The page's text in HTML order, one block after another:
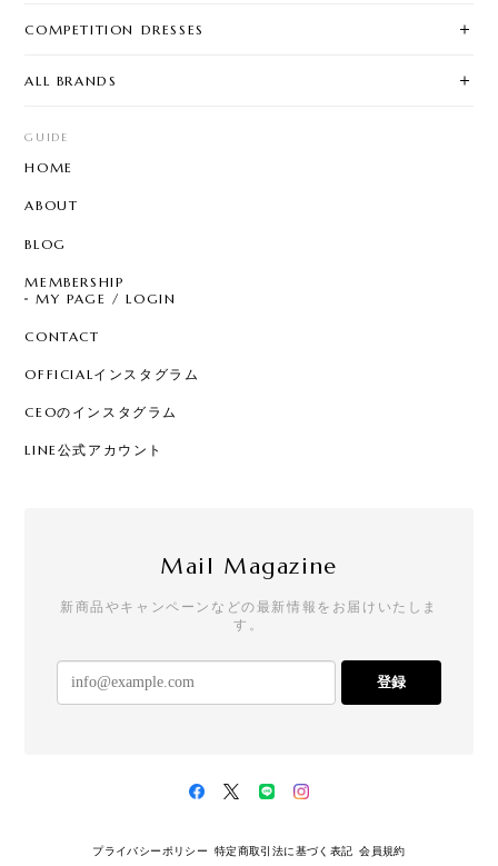
COMPETITION DRESSES
ALL BRANDS
GUIDE
HOME
ABOUT
BLOG
MEMBERSHIP
MY PAGE / LOGIN
CONTACT
OFFICIALインスタグラム
CEOのインスタグラム
LINE公式アカウント
Mail Magazine
新商品やキャンペーンなどの最新情報をお届けいたしま
す。
登録
プライバシーポリシー 特定商取引法に基づく表記 会員規約